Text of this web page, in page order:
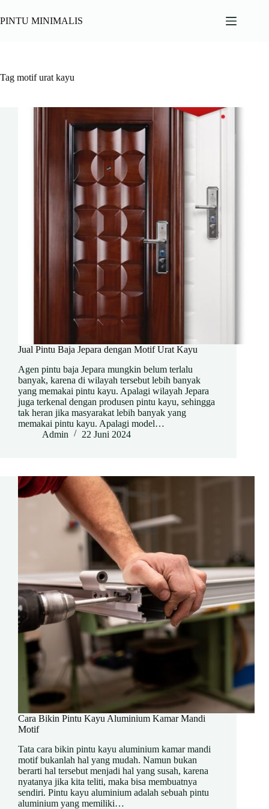
to
content
PINTU MINIMALIS
Tag motif urat kayu
Jual Pintu Baja Jepara dengan Motif Urat Kayu
Agen pintu baja Jepara mungkin belum terlalu
banyak, karena di wilayah tersebut lebih banyak
yang memakai pintu kayu. Apalagi wilayah Jepara
juga terkenal dengan produsen pintu kayu, sehingga
tak heran jika masyarakat lebih banyak yang
memakai pintu kayu. Apalagi model…
Admin
22 Juni 2024
Cara Bikin Pintu Kayu Aluminium Kamar Mandi
Motif
Tata cara bikin pintu kayu aluminium kamar mandi
motif bukanlah hal yang mudah. Namun bukan
berarti hal tersebut menjadi hal yang susah, karena
nyatanya jika kita teliti, maka bisa membuatnya
sendiri. Pintu kayu aluminium adalah sebuah pintu
aluminium yang memiliki…